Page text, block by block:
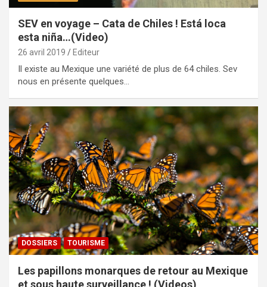
SEV en voyage – Cata de Chiles ! Está loca
esta niña…(Video)
26 avril 2019 Editeur
Il existe au Mexique une variété de plus de 64 chiles. Sev
nous en présente quelques…
DOSSIERS TOURISME
Les papillons monarques de retour au Mexique